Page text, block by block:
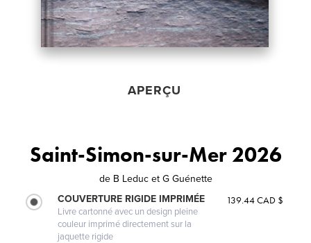
APERÇU
Saint-Simon-sur-Mer 2026
de B Leduc et G Guénette
COUVERTURE RIGIDE IMPRIMÉE
Livre cartonné avec un design pleine
couleur imprimé directement sur la
jaquette rigide
139.44 CAD $